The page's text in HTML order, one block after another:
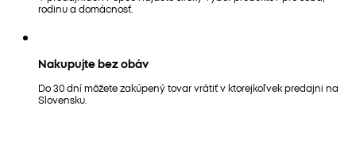
rodinu a domácnosť.
Nakupujte bez obáv
Do 30 dní môžete zakúpený tovar vrátiť v ktorejkoľvek predajni na
Slovensku.